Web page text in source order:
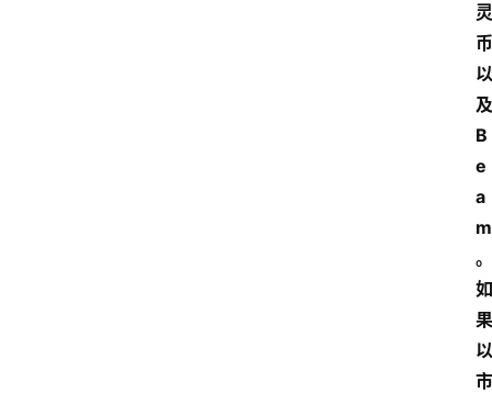
灵
币
以
及
B
e
a
m
。
如
果
以
市